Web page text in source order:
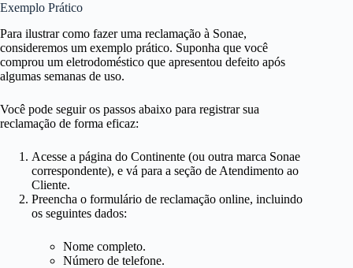
Exemplo Prático
Para ilustrar como fazer uma reclamação à Sonae,
consideremos um exemplo prático. Suponha que você
comprou um eletrodoméstico que apresentou defeito após
algumas semanas de uso.
Você pode seguir os passos abaixo para registrar sua
reclamação de forma eficaz:
Acesse a página do Continente (ou outra marca Sonae
correspondente), e vá para a seção de Atendimento ao
Cliente.
Preencha o formulário de reclamação online, incluindo
os seguintes dados:
Nome completo.
Número de telefone.